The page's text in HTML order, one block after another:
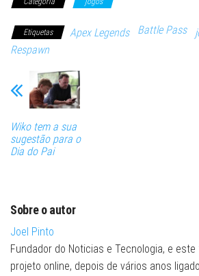
Etiquetas Apex Legends Battle Pass
Respawn
Wiko tem a sua
sugestão para o
Dia do Pai
Sobre o autor
Joel Pinto
Fundador do Noticias e Tecnologia, e
projeto online, depois de vários anos